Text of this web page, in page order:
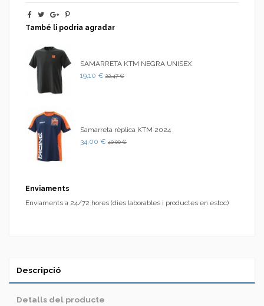
També li podria agradar
SAMARRETA KTM NEGRA UNISEX
19,10 € 22,47 €
Samarreta rèplica KTM 2024
34,00 € 40,00 €
Enviaments
Enviaments a 24/72 hores (dies laborables i productes en estoc)
Descripció
Detalls del producte